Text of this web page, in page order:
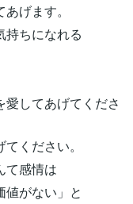
げます。
持ちになれる
してあげてくださ
ください。
て感情は
値がない」と